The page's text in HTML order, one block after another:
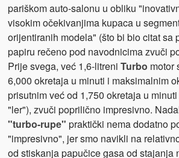
pariškom auto-salonu u obliku
visokim očekivanjima kupaca u
orijentiranih modela" (što bi bio citat sa
papiru rečeno pod navodnicima zvuči
Prije svega, već 1,6-litreni Turbo motor
6,000 okretaja u minuti i maksimalnim
prisutnim već od 1,750 okretaja u
"ler"), zvuči poprilično impresivno.
"turbo-rupe" praktički nema dodatno
"impresivno", jer smo navikli na
od stiskanja papučice gasa od stajanja